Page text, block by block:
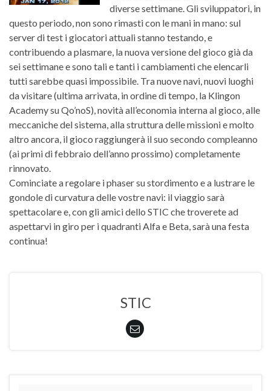
diverse settimane. Gli sviluppatori, in
questo periodo, non sono rimasti con le mani in mano: sul
server di test i giocatori attuali stanno testando, e
contribuendo a plasmare, la nuova versione del gioco già da
sei settimane e sono tali e tanti i cambiamenti che elencarli
tutti sarebbe quasi impossibile. Tra nuove navi, nuovi luoghi
da visitare (ultima arrivata, in ordine di tempo, la Klingon
Academy su Qo’noS), novità all’economia interna al gioco, alle
meccaniche del sistema, alla struttura delle missioni e molto
altro ancora, il gioco raggiungerà il suo secondo compleanno
(ai primi di febbraio dell’anno prossimo) completamente
rinnovato.
Cominciate a regolare i phaser su stordimento e a lustrare le
gondole di curvatura delle vostre navi: il viaggio sarà
spettacolare e, con gli amici dello STIC che troverete ad
aspettarvi in giro per i quadranti Alfa e Beta, sarà una festa
continua!
STIC